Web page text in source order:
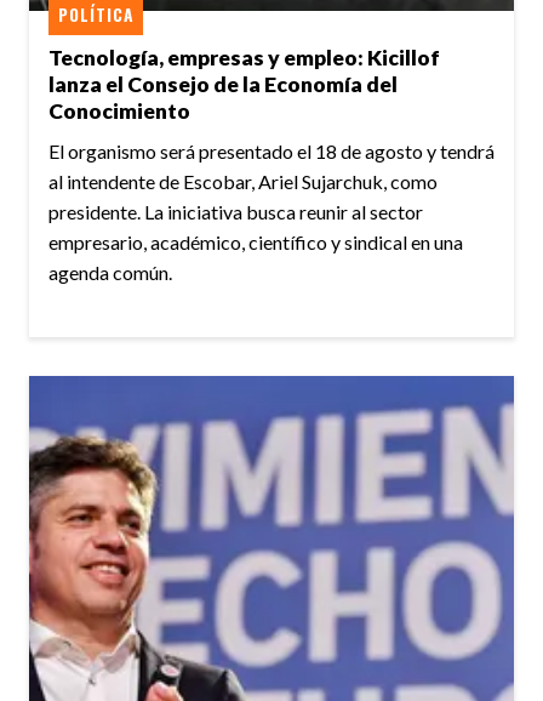
Tecnología, empresas y empleo: Kicillof
lanza el Consejo de la Economía del
Conocimiento
POLÍTICA
El organismo será presentado el 18 de agosto y tendrá
al intendente de Escobar, Ariel Sujarchuk, como
presidente. La iniciativa busca reunir al sector
empresario, académico, científico y sindical en una
agenda común.